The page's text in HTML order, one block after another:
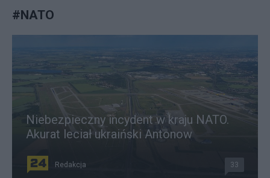
#NATO
Niebezpieczny incydent w kraju NATO.
Akurat leciał ukraiński Antonow
Redakcja 33